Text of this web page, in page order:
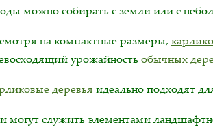
можно собирать с земли или с
на компактные размеры,
урожайность обычных
деревья идеально подходят
могут служить элементами